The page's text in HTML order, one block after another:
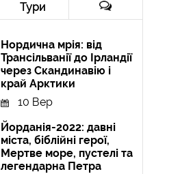
Тури
Нордична мрія: від
Трансільванії до Ірландії
через Скандинавію і
край Арктики
10 Вер
Йорданія-2022: давні
міста, біблійні герої,
Мертве море, пустелі та
легендарна Петра